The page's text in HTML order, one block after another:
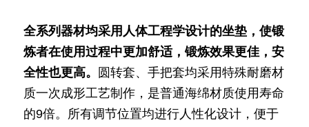
全系列器材均采用人体工程学设计的坐垫，使锻
炼者在使用过程中更加舒适，锻炼效果更佳，安
全性也更高。
圆转套、手把套均采用特殊耐磨材
质一次成形工艺制作，是普通海绵材质使用寿命
的9倍。所有调节位置均进行人性化设计，便于